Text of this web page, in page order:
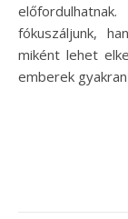
fókuszáljunk,
miként lehet
emberek